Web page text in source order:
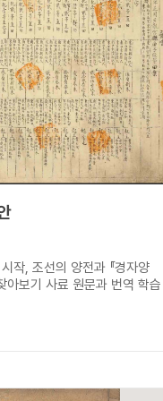
작, 조선의 양전과 『경자양
아보기 사료 원문과 번역 학습